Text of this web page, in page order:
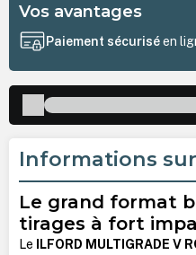
Vos avantages
Paiement sécuriséen
Informations
Le grand format
tirages à fort
Le ILFORD MULTIGRADE V